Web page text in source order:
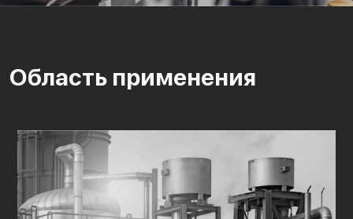
Область применения